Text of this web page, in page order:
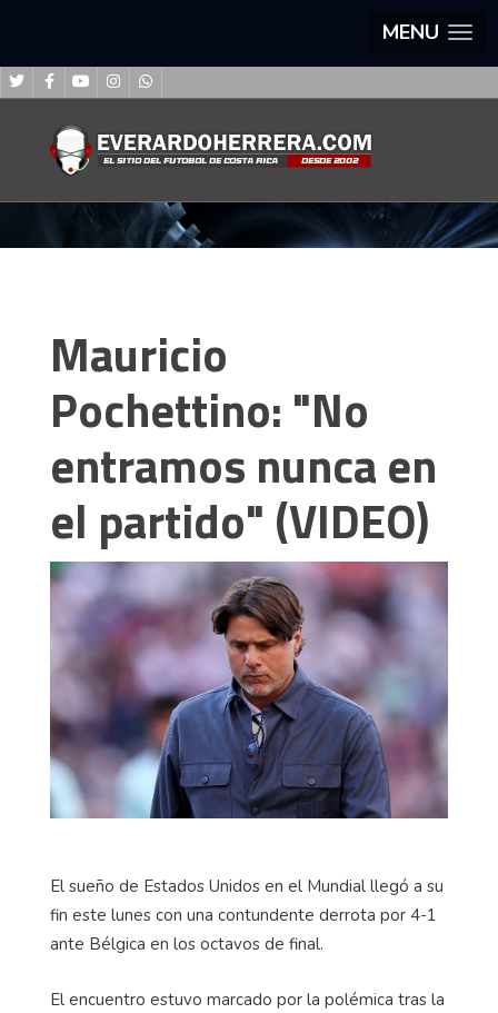
MENU
Mauricio
Pochettino: "No
entramos nunca en
el partido" (VIDEO)
El sueño de Estados Unidos en el Mundial llegó a su
fin este lunes con una contundente derrota por 4-1
ante Bélgica en los octavos de final.
El encuentro estuvo marcado por la polémica tras la